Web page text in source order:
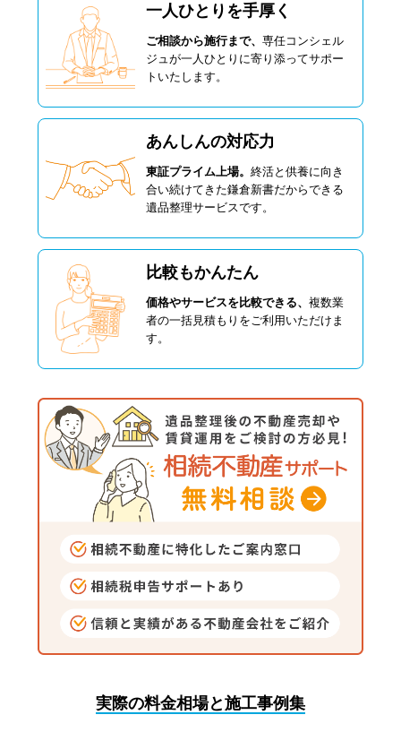
一人ひとりを手厚く
ご相談から施行まで、専任コンシェル
ジュが一人ひとりに寄り添ってサポー
トいたします。
あんしんの対応力
東証プライム上場。終活と供養に向き
合い続けてきた鎌倉新書だからできる
遺品整理サービスです。
比較もかんたん
価格やサービスを比較できる、複数業
者の一括見積もりをご利用いただけま
す。
実際の料金相場と施工事例集